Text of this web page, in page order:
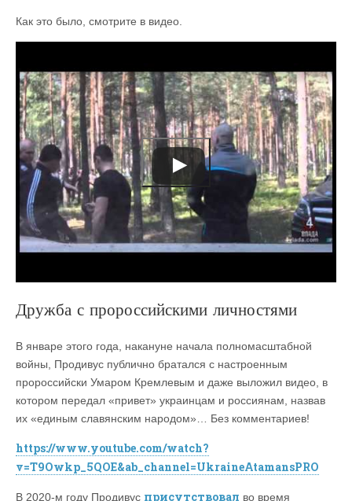
Как это было, смотрите в видео.
Дружба с пророссийскими личностями
В январе этого года, накануне начала полномасштабной
войны, Продивус публично братался с настроенным
пророссийски Умаром Кремлевым и даже выложил видео, в
котором передал «привет» украинцам и россиянам, назвав
их «единым славянским народом»… Без комментариев!
https://www.youtube.com/watch?
v=T9Owkp_5QOE&ab_channel=UkraineAtamansPRO
В 2020-м году Продивус присутствовал во время